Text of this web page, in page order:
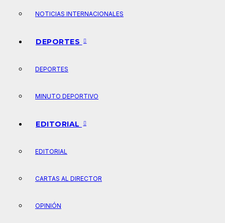
NOTICIAS INTERNACIONALES
DEPORTES
DEPORTES
MINUTO DEPORTIVO
EDITORIAL
EDITORIAL
CARTAS AL DIRECTOR
OPINIÓN